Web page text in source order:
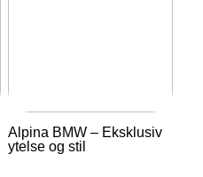
Alpina BMW – Eksklusiv
ytelse og stil